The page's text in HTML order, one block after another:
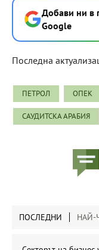
Добави ни в
Google
Последна
ПЕТРОЛ ОПЕК
САУДИТСКА АРАБИЯ
ПОСЛЕДНИ НАЙ-